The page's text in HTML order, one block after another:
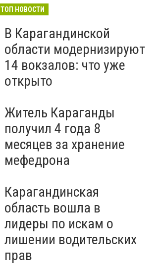
ВИДЕО
ТОП НОВОСТИ
В Карагандинской
области модернизируют
14 вокзалов: что уже
открыто
Житель Караганды
получил 4 года 8
месяцев за хранение
мефедрона
Карагандинская
область вошла в
лидеры по искам о
лишении водительских
прав